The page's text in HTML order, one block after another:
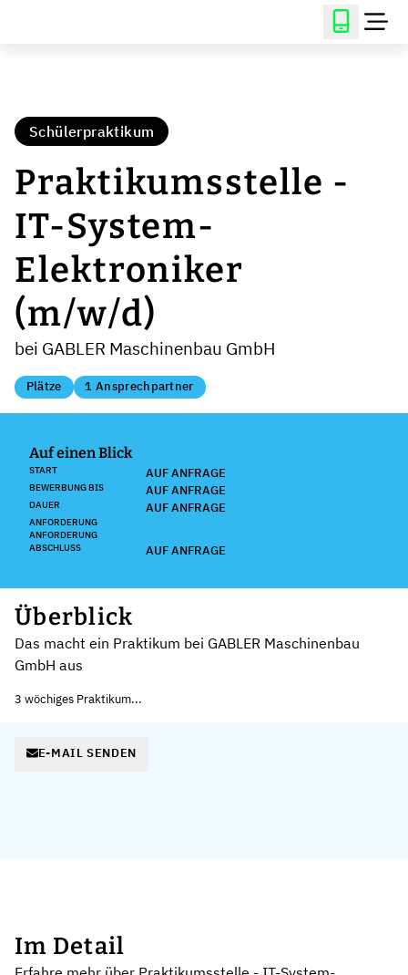
Schülerpraktikum
Praktikumsstelle -
IT-System-
Elektroniker
(m/w/d)
bei GABLER Maschinenbau GmbH
Plätze 1 Ansprechpartner
Auf einen Blick
START AUF ANFRAGE
BEWERBUNG BIS AUF ANFRAGE
DAUER AUF ANFRAGE
ANFORDERUNG
ANFORDERUNG
ABSCHLUSS
AUF ANFRAGE
Überblick
Das macht ein Praktikum bei GABLER Maschinenbau
GmbH aus
3 wöchiges Praktikum...
E-MAIL SENDEN
Im Detail